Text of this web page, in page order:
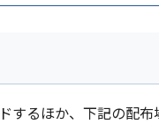
るほか、下記の配布